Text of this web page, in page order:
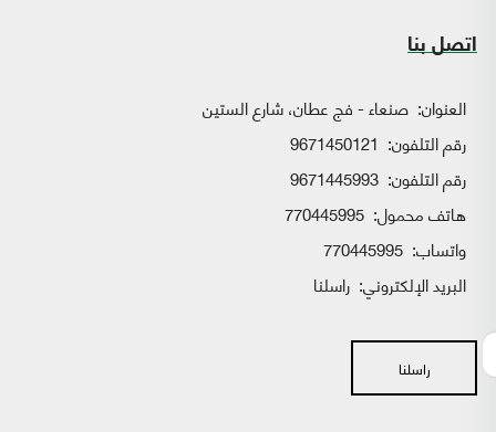
اتصل بنا
العنوان: صنعاء - فج عطان، شارع الستين
رقم التلفون: 9671450121
رقم التلفون: 9671445993
هاتف محمول: 770445995
واتساب:
البريد الإلكتروني: راسلنا
راسلنا